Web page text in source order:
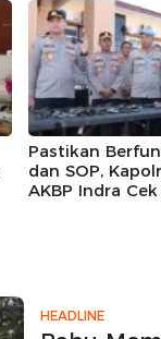
Kecamatan
Pastikan
dan SOP,
AKBP Indra
HEADLINE